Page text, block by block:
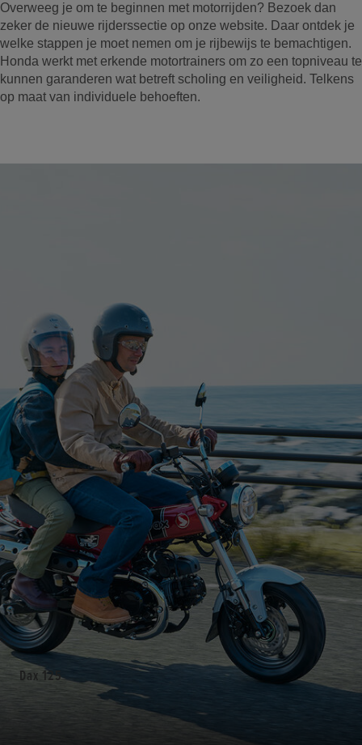
Overweeg je om te beginnen met motorrijden? Bezoek dan
zeker de nieuwe rijderssectie op onze website. Daar ontdek je
welke stappen je moet nemen om je rijbewijs te bemachtigen.
Honda werkt met erkende motortrainers om zo een topniveau te
kunnen garanderen wat betreft scholing en veiligheid. Telkens
op maat van individuele behoeften.
Dax 125